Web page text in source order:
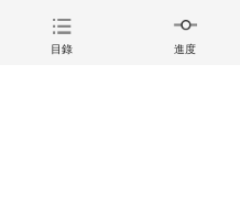
目錄 進度